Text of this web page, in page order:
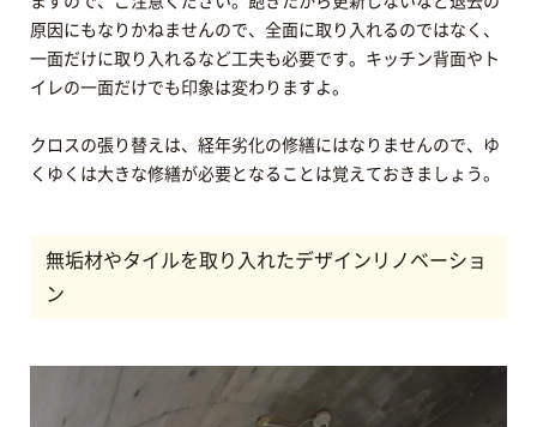
原因にもなりかねませんので、全面に取り入れるのではなく、
一面だけに取り入れるなど工夫も必要です。キッチン背面やト
イレの一面だけでも印象は変わりますよ。
クロスの張り替えは、経年劣化の修繕にはなりませんので、ゆ
くゆくは大きな修繕が必要となることは覚えておきましょう。
無垢材やタイルを取り入れたデザインリノベーショ
ン